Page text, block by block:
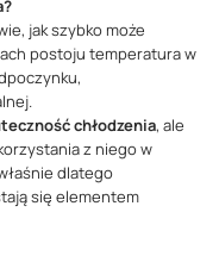
jak szybko może
postoju temperatura w
chłodzenia, ale
z niego w
dlatego
się elementem